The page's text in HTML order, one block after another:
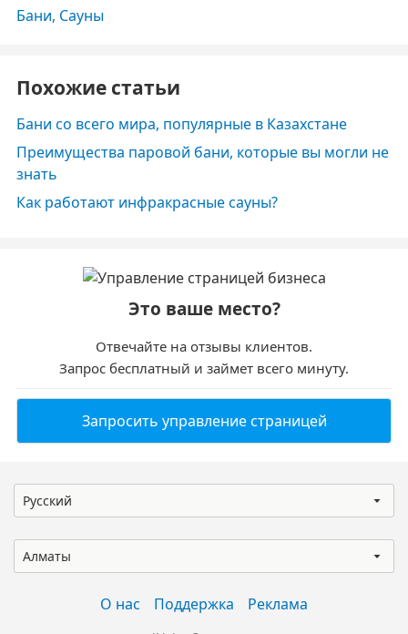
Бани, Сауны
Похожие статьи
Бани со всего мира, популярные в Казахстане
Преимущества паровой бани, которые вы могли не
знать
Как работают инфракрасные сауны?
Это ваше место?
Отвечайте на отзывы клиентов.
Запрос бесплатный и займет всего минуту.
Запросить управление страницей
Русский
Алматы
О нас Поддержка Реклама